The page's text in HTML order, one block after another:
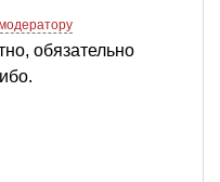
обязательно